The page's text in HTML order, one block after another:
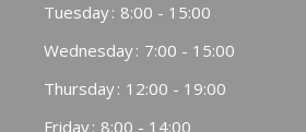
Tuesday 8:00 - 15:00
Wednesday 7:00 - 15:00
Thursday 12:00 - 19:00
Friday 8:00 - 14:00